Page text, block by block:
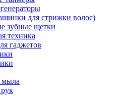
для стрижки волос)
зубные щетки
техника
гаджетов
мыла